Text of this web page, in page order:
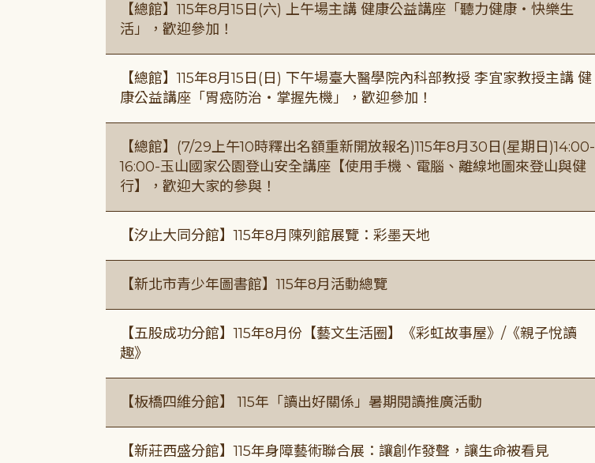
【總館】115年8月15日(六) 上午場主講 健康公益講座「聽力健康・快樂生
活」，歡迎參加！
【總館】115年8月15日(日) 下午場臺大醫學院內科部教授 李宜家教授主講 健
康公益講座「胃癌防治・掌握先機」，歡迎參加！
【總館】(7/29上午10時釋出名額重新開放報名)115年8月30日(星期日)14:00-
16:00-玉山國家公園登山安全講座【使用手機、電腦、離線地圖來登山與健
行】，歡迎大家的參與！
【汐止大同分館】115年8月陳列館展覽：彩墨天地
【新北市青少年圖書館】115年8月活動總覽
【五股成功分館】115年8月份【藝文生活圈】《彩虹故事屋》/《親子悅讀
趣》
【板橋四維分館】 115年「讀出好關係」暑期閱讀推廣活動
【新莊西盛分館】115年身障藝術聯合展：讓創作發聲，讓生命被看見